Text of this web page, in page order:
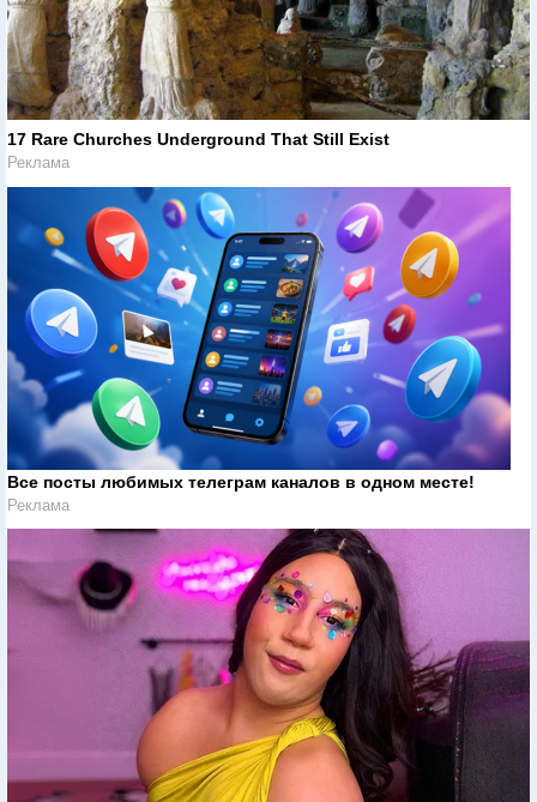
17 Rare Churches Underground That Still Exist
Реклама
Все посты любимых телеграм каналов в одном месте!
Реклама